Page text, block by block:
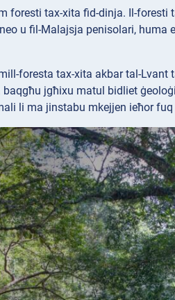
foresti tax-xita fid-dinja. Il-
u fil-Malajsja penisolari,
foresta tax-xita akbar tal-Lvant
jgħixu matul bidliet
li ma jinstabu mkejjen ieħor